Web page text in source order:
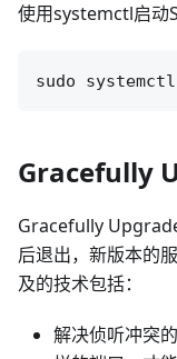
使用systemctl启动
Gracefully
Gracefully
后退出，新版本的
及的技术包括：
解决侦听冲突